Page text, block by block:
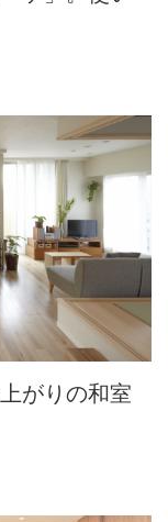
がりの和室